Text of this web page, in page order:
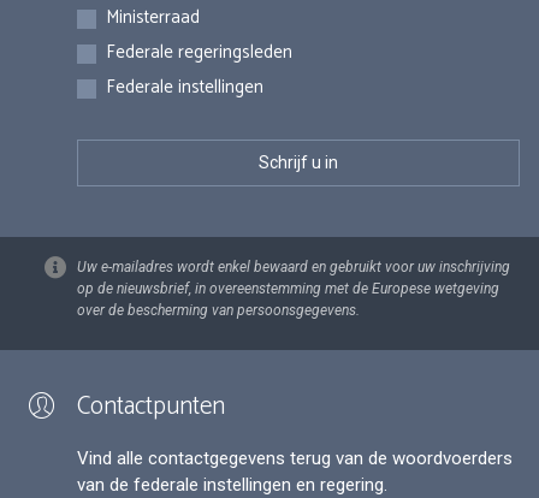
Inschrijvingen
Ministerraad
Federale regeringsleden
Federale instellingen
Uw e-mailadres wordt enkel bewaard en gebruikt voor uw inschrijving
op de nieuwsbrief, in overeenstemming met de Europese wetgeving
over de bescherming van persoonsgegevens.
Contactpunten
Vind alle contactgegevens terug van de woordvoerders
van de federale instellingen en regering.